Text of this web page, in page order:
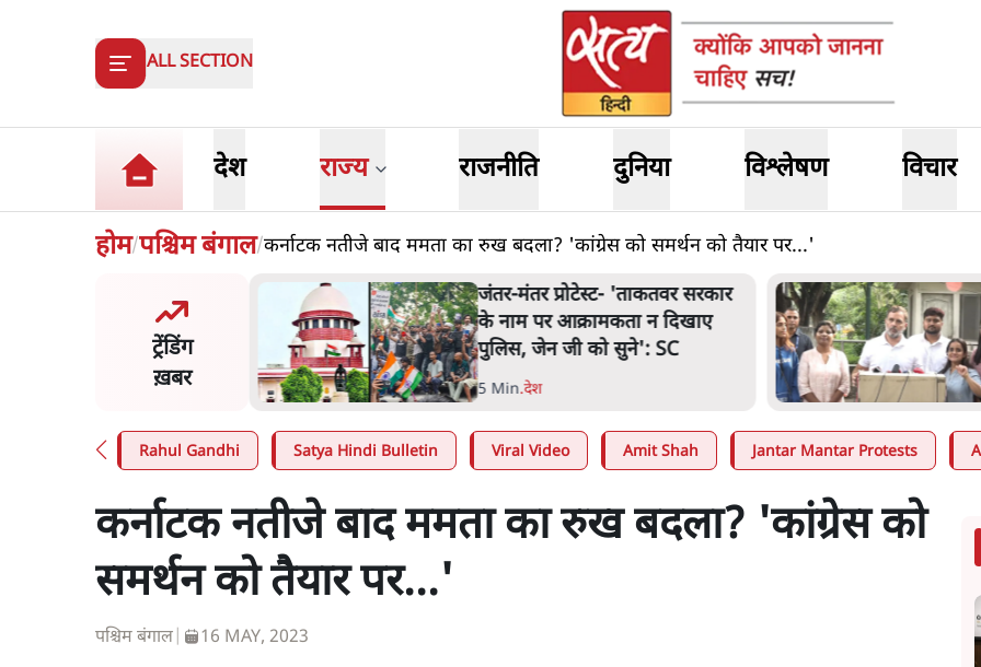
ALL SECTION
देश राज्य राजनीति दुनिया विश्लेषण विचार
होम/पश्चिम बंगाल/कर्नाटक नतीजे बाद ममता का रुख बदला? 'कांग्रेस को समर्थन को तैयार पर...'
ट्रेंडिंग
ख़बर
समिति-मेटा की बैठकः मार्क
ने भारत सरकार से माफी
जंतर-मंतर प्रोटेस्ट- 'ताकतवर सरकार
के नाम पर आक्रामकता न दिखाए
पुलिस, जेन जी को सुने': SC
5 Min.देश
Rahul Gandhi Satya Hindi Bulletin Viral Video Amit Shah Jantar Mantar Protests
कर्नाटक नतीजे बाद ममता का रुख बदला? 'कांग्रेस को
समर्थन को तैयार पर...'
पश्चिम बंगाल 16 MAY, 2023